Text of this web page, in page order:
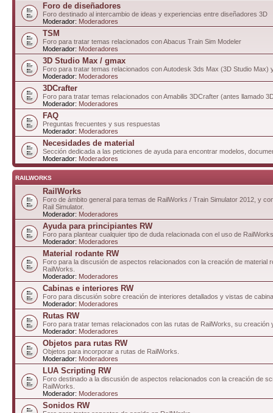
Foro de diseñadores
Foro destinado al intercambio de ideas y experiencias entre diseñadores 3D
Moderador: Moderadores
TSM
Foro para tratar temas relacionados con Abacus Train Sim Modeler
Moderador: Moderadores
3D Studio Max / gmax
Foro para tratar temas relacionados con Autodesk 3ds Max (3D Studio Max)
Moderador: Moderadores
3DCrafter
Foro para tratar temas relacionados con Amabilis 3DCrafter (antes llamado
Moderador: Moderadores
FAQ
Preguntas frecuentes y sus respuestas
Moderador: Moderadores
Necesidades de material
Sección dedicada a las peticiones de ayuda para encontrar modelos,
Moderador: Moderadores
RAILWORKS
RailWorks
Foro de ámbito general para temas de RailWorks / Train Simulator 2012, y
Rail Simulator.
Moderador: Moderadores
Ayuda para principiantes RW
Foro para plantear cualquier tipo de duda relacionada con el uso de
Moderador: Moderadores
Material rodante RW
Foro para la discusión de aspectos relacionados con la creación de material
RailWorks.
Moderador: Moderadores
Cabinas e interiores RW
Foro para discusión sobre creación de interiores detallados y vistas de
Moderador: Moderadores
Rutas RW
Foro para tratar temas relacionados con las rutas de RailWorks, su creación
Moderador: Moderadores
Objetos para rutas RW
Objetos para incorporar a rutas de RailWorks.
Moderador: Moderadores
LUA Scripting RW
Foro destinado a la discusión de aspectos relacionados con la creación de
RailWorks.
Moderador: Moderadores
Sonidos RW